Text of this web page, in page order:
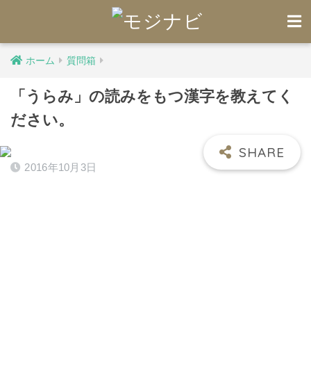
ホーム 質問箱
「うらみ」の読みをもつ漢字を教えてく
ださい。
2016年10月3日